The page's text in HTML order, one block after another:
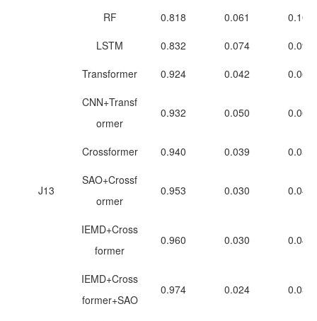
J13
RF
0.818 0.061
0.100
LSTM
0.832 0.074
0.097
Transformer
0.924 0.042
0.065
CNN+Transf
ormer
0.932 0.050 0.060
Crossformer 0.940 0.039
0.050
SAO+Crossf
ormer
0.953 0.030 0.044
IEMD+Cross
former
0.960 0.030 0.040
IEMD+Cross
former+SAO
0.974 0.024 0.032